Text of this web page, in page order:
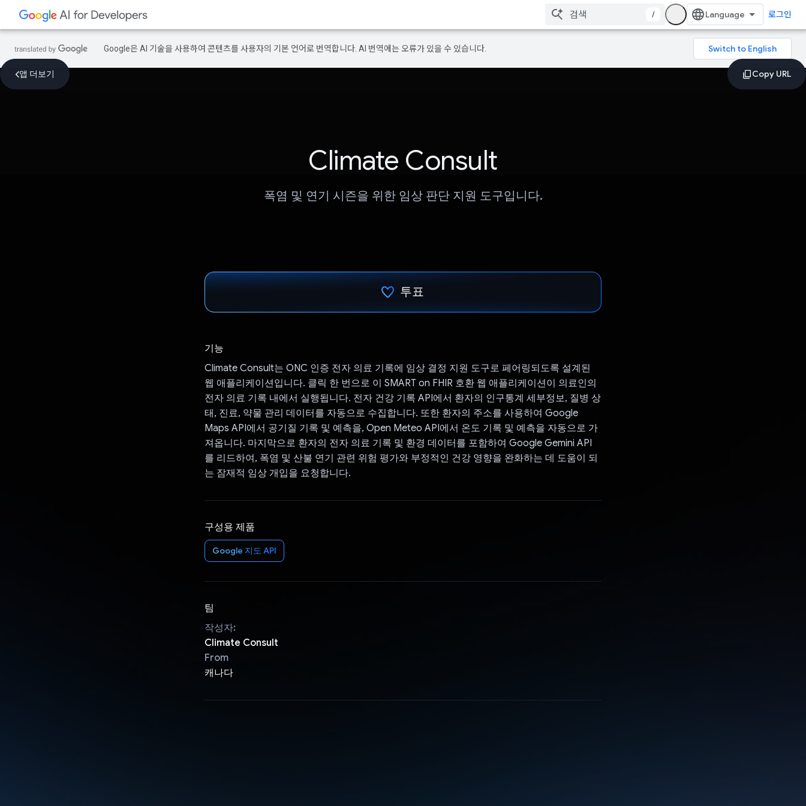
/ 로그인
Google은 AI 기술을 사용하여 콘텐츠를 사용자의 기본 언어로 번역합니다. AI 번역에는 오류가 있을 수 있습니다.
앱 더보기
Climate Consult
폭염 및 연기 시즌을 위한 임상 판단 지원 도구입니다.
투표
기능
Climate Consult는 ONC 인증 전자 의료 기록에 임상 결정 지원 도구로 페어링되도록 설계된
웹 애플리케이션입니다. 클릭 한 번으로 이 SMART on FHIR 호환 웹 애플리케이션이 의료인의
전자 의료 기록 내에서 실행됩니다. 전자 건강 기록 API에서 환자의 인구통계 세부정보, 질병 상
태, 진료, 약물 관리 데이터를 자동으로 수집합니다. 또한 환자의 주소를 사용하여 Google
Maps API에서 공기질 기록 및 예측을, Open Meteo API에서 온도 기록 및 예측을 자동으로 가
져옵니다. 마지막으로 환자의 전자 의료 기록 및 환경 데이터를 포함하여 Google Gemini API
를 리드하여, 폭염 및 산불 연기 관련 위험 평가와 부정적인 건강 영향을 완화하는 데 도움이 되
는 잠재적 임상 개입을 요청합니다.
구성용 제품
Google 지도 API
팀
작성자:
Climate Consult
From
캐나다